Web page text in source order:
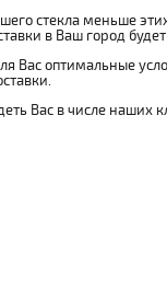
стекла меньше
в Ваш город
Вас оптимальные
Вас в числе наших